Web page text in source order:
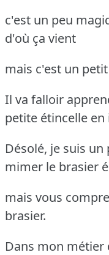
c'est un peu
d'où ça vient
mais c'est un
Il va falloir
petite étincelle
Désolé, je suis
mimer le brasier
mais vous
brasier.
Dans mon